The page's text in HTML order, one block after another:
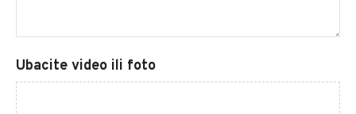
Ubacite video ili foto